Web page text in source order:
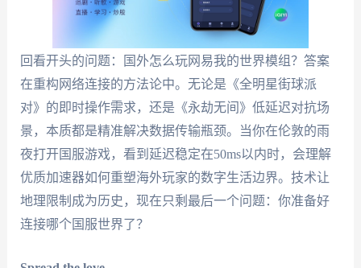
回看开头的问题：国外怎么玩网易我的世界模组？答案
在重构网络连接的方法论中。无论是《全明星街球派
对》的即时操作需求，还是《永劫无间》低延迟对抗场
景，本质都是精准解决数据传输瓶颈。当你在伦敦的雨
夜打开国服游戏，看到延迟稳定在50ms以内时，会理解
优质加速器如何重塑海外玩家的数字生活边界。技术让
地理限制成为历史，现在只剩最后一个问题：你准备好
连接哪个国服世界了？